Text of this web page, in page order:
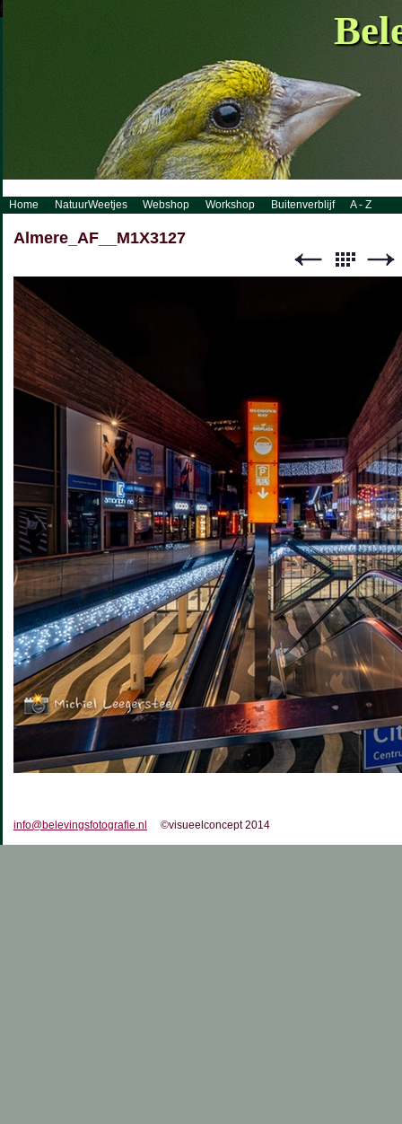
http://www.visueelconcept.nl/sitemap.xml.gz
Home NatuurWeetjes Webshop Workshop Buitenverblijf A - Z
Almere_AF__M1X3127
info@belevingsfotografie.nl ©visueelconcept 2014